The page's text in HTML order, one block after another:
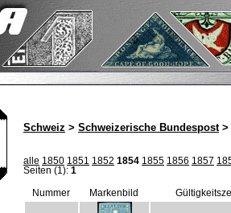
Schweiz > Schweizerische Bundespost>
alle 1850 1851 1852 1854 1855 1856 1857
Seiten (1): 1
Nummer Markenbild